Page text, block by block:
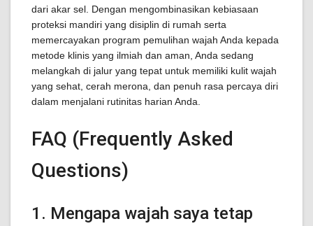
dari akar sel. Dengan mengombinasikan kebiasaan
proteksi mandiri yang disiplin di rumah serta
memercayakan program pemulihan wajah Anda kepada
metode klinis yang ilmiah dan aman, Anda sedang
melangkah di jalur yang tepat untuk memiliki kulit wajah
yang sehat, cerah merona, dan penuh rasa percaya diri
dalam menjalani rutinitas harian Anda.
FAQ (Frequently Asked
Questions)
1. Mengapa wajah saya tetap